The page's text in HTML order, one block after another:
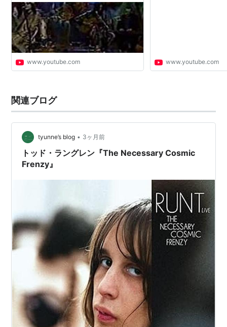
www.youtube.com www.youtube.com
関連ブログ
tyunne’s blog • 3ヶ月前
トッド・ラングレン『The Necessary Cosmic
Frenzy』